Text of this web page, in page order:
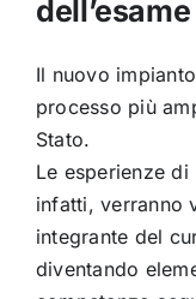
Il nuovo
processo più
Stato.
Le esperienze
infatti, verranno
integrante del
diventando